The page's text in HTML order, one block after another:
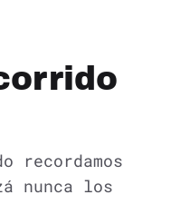
recordamos
nunca los